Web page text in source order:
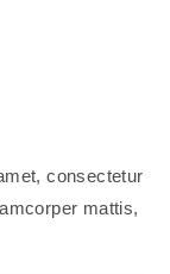
consectetur
mattis,